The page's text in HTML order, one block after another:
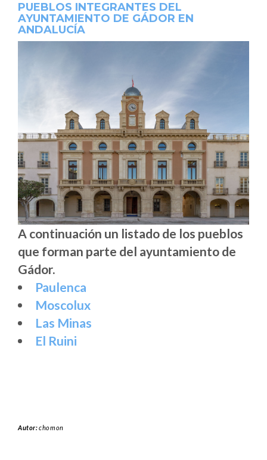
PUEBLOS INTEGRANTES DEL
AYUNTAMIENTO DE GÁDOR EN
ANDALUCÍA
A continuación un listado de los pueblos
que forman parte del ayuntamiento de
Gádor.
Paulenca
Moscolux
Las Minas
El Ruini
Autor:chomon